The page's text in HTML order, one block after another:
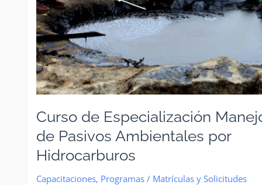
Curso de Especialización
de Pasivos Ambientales por
Hidrocarburos
Capacitaciones, Programas / Matrículas y Solicitudes